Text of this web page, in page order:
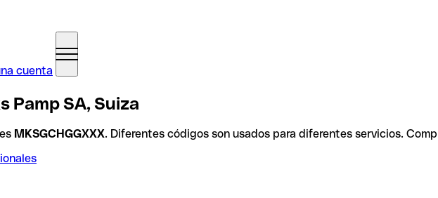
cuenta
Pamp SA, Suiza
MKSGCHGGXXX. Diferentes códigos son usados para diferentes servicios.